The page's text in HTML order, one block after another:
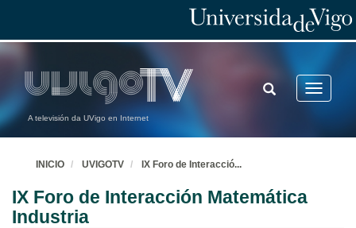
A televisión da UVigo en Internet
Toggle
TOGGLE
SEARCH
INICIO UVIGOTV IX Foro de Interacció...
IX Foro de Interacción Matemática
Industria